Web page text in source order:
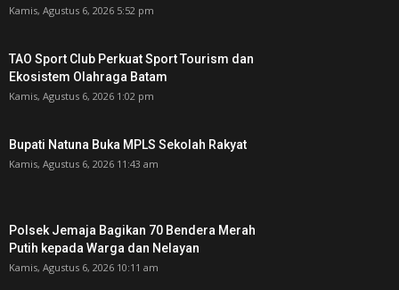
Kamis, Agustus 6, 2026 5:52 pm
TAO Sport Club Perkuat Sport Tourism dan
Ekosistem Olahraga Batam
Kamis, Agustus 6, 2026 1:02 pm
Bupati Natuna Buka MPLS Sekolah Rakyat
Kamis, Agustus 6, 2026 11:43 am
Polsek Jemaja Bagikan 70 Bendera Merah
Putih kepada Warga dan Nelayan
Kamis, Agustus 6, 2026 10:11 am